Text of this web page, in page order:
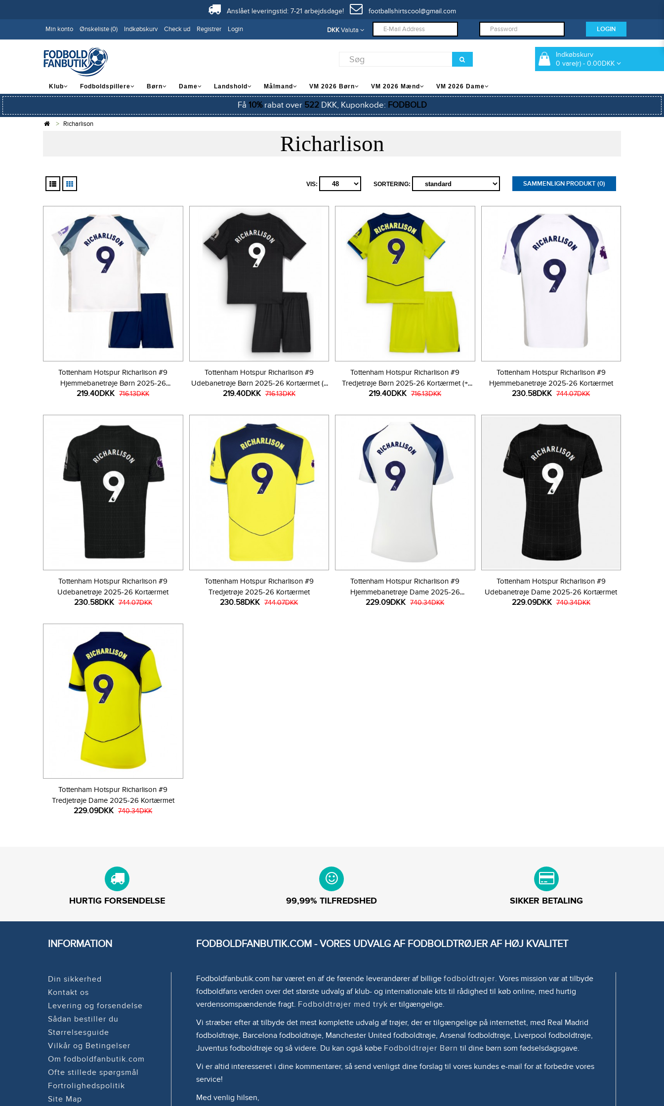
Anslået leveringstid: 7-21 arbejdsdage! footballshirtscool@gmail.com
Min konto Ønskeliste (0) Indkøbskurv Check ud Registrer Login DKKValuta
Indkøbskurv
0 vare(r) - 0.00DKK
Klub Fodboldspillere Børn Dame Landshold Målmand VM 2026 Børn VM 2026 Mænd VM 2026 Dame
Få 10%rabat over 522DKK, Kuponkode: FODBOLD
Richarlison
Richarlison
SAMMENLIGN PRODUKT (0)
SORTERING:
VIS:
Tottenham Hotspur Richarlison #9
Hjemmebanetrøje Børn 2025-26
Kortærmet (+ Korte bukser)
219.40DKK 716.13DKK
Tottenham Hotspur Richarlison #9
Udebanetrøje Børn 2025-26 Kortærmet (+
Korte bukser)
219.40DKK 716.13DKK
Tottenham Hotspur Richarlison #9
Tredjetrøje Børn 2025-26 Kortærmet (+
Korte bukser)
219.40DKK 716.13DKK
Tottenham Hotspur Richarlison #9
Hjemmebanetrøje 2025-26 Kortærmet
230.58DKK 744.07DKK
Tottenham Hotspur Richarlison #9
Udebanetrøje 2025-26 Kortærmet
230.58DKK 744.07DKK
Tottenham Hotspur Richarlison #9
Tredjetrøje 2025-26 Kortærmet
230.58DKK 744.07DKK
Tottenham Hotspur Richarlison #9
Hjemmebanetrøje Dame 2025-26
Kortærmet
229.09DKK 740.34DKK
Tottenham Hotspur Richarlison #9
Udebanetrøje Dame 2025-26 Kortærmet
229.09DKK 740.34DKK
Tottenham Hotspur Richarlison #9
Tredjetrøje Dame 2025-26 Kortærmet
229.09DKK 740.34DKK
HURTIG FORSENDELSE 99,99% TILFREDSHED SIKKER BETALING
INFORMATION
Din sikkerhed
Kontakt os
Levering og forsendelse
Sådan bestiller du
Størrelsesguide
Vilkår og Betingelser
Om fodboldfanbutik.com
Ofte stillede spørgsmål
Fortrolighedspolitik
Site Map
FODBOLDFANBUTIK.COM - VORES UDVALG AF FODBOLDTRØJER AF HØJ KVALITET
Fodboldfanbutik.com har været en af de førende leverandører af billige fodboldtrøjer. Vores mission var at tilbyde
fodboldfans verden over det største udvalg af klub- og internationale kits til rådighed til køb online, med hurtig
verdensomspændende fragt. Fodboldtrøjer med tryk er tilgængelige.
Vi stræber efter at tilbyde det mest komplette udvalg af trøjer, der er tilgængelige på internettet, med Real Madrid
fodboldtrøje, Barcelona fodboldtrøje, Manchester United fodboldtrøje, Arsenal fodboldtrøje, Liverpool fodboldtrøje,
Juventus fodboldtrøje og så videre. Du kan også købe Fodboldtrøjer Børn til dine børn som fødselsdagsgave.
Vi er altid interesseret i dine kommentarer, så send venligst dine forslag til vores kundes e-mail for at forbedre vores
service!
Med venlig hilsen,